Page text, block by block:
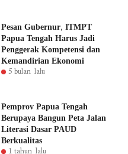
Pesan Gubernur, ITMPT
Papua Tengah Harus Jadi
Penggerak Kompetensi dan
Kemandirian Ekonomi
5 bulan lalu
Pemprov Papua Tengah
Berupaya Bangun Peta Jalan
Literasi Dasar PAUD
Berkualitas
1 tahun lalu